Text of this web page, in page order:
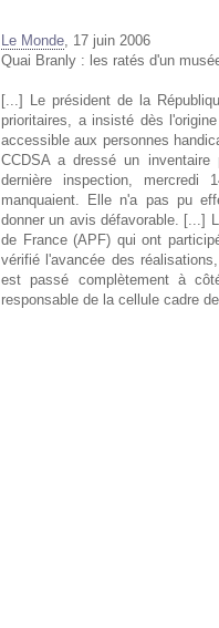
Le Monde, 17 juin 2006
Quai Branly : les ratés d'un
[...] Le président de la
prioritaires, a insisté dès
accessible aux personnes
CCDSA a dressé un
dernière inspection, mercredi
manquaient. Elle n'a pas pu
donner un avis défavorable. [...]
de France (APF) qui ont
vérifié l'avancée des
est passé complètement à
responsable de la cellule cadre